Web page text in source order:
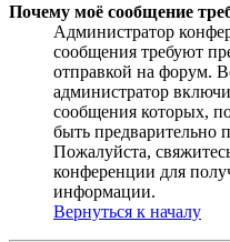
Почему моё сообщение
Администратор
сообщения требуют
отправкой на форум.
администратор
сообщения которых,
быть предварительно
Пожалуйста,
конференции для
информации.
Вернуться к началу